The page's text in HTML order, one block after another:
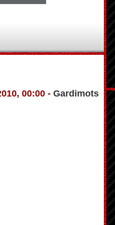
00:00 - Gardimots